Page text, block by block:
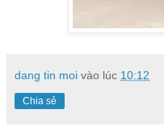
dang tin moi vào lúc 10:12
Chia sẻ